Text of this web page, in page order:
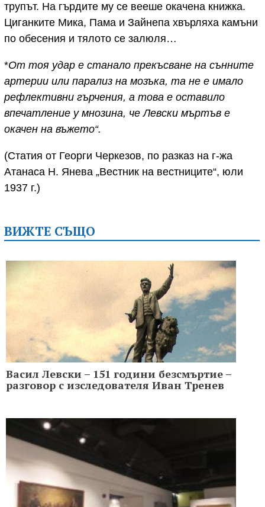
трупът. На гърдите му се вееше окачена книжка.
Циганките Мика, Пама и Зайнепа хвърляха камъни
по обесения и тялото се залюля…
*От тоя удар е станало прекъсване на сънните
артерии или парализ на мозъка, та не е имало
рефлективни гърчения, а това е оставило
впечатление у мнозина, че Левски мъртъв е
окачен на въжето“.
(Статия от Георги Черкезов, по разказ на г-жа
Атанаса Н. Янева „Вестник на вестниците“, юли
1937 г.)
ВИЖТЕ СЪЩО
Васил Левски – 151 години безсмъртие –
разговор с изследователя Иван Тренев